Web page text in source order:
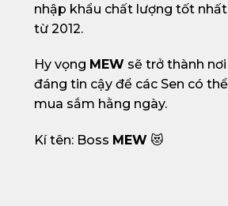
nhập khẩu chất lượng tốt nhất
từ 2012.
Hy vọng MEW sẽ trở thành nơi
đáng tin cậy để các Sen có thể
mua sắm hằng ngày.
Kí tên: Boss MEW 😻